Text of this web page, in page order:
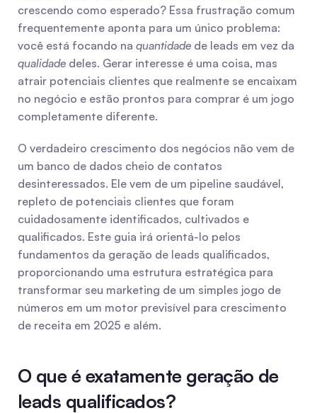
crescendo como esperado? Essa frustração comum
frequentemente aponta para um único problema:
você está focando na quantidade
qualidade deles. Gerar interesse é uma coisa, mas
atrair potenciais clientes que realmente se encaixam
no negócio e estão prontos para comprar é um jogo
completamente diferente.
O verdadeiro crescimento dos negócios não vem de
um banco de dados cheio de contatos
desinteressados. Ele vem de um pipeline saudável,
repleto de potenciais clientes que foram
cuidadosamente identificados, cultivados e
qualificados. Este guia irá orientá-lo pelos
fundamentos da geração de leads qualificados,
proporcionando uma estrutura estratégica para
transformar seu marketing de um simples jogo de
números em um motor previsível para crescimento
de receita em 2025 e além.
O que é exatamente geração de
leads qualificados?